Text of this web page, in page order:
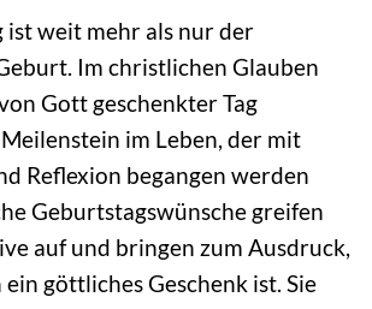
ist weit mehr als nur der
Im christlichen Glauben
Gott geschenkter Tag
im Leben, der mit
Reflexion begangen werden
Geburtstagswünsche greifen
auf und bringen zum Ausdruck,
ein göttliches Geschenk ist. Sie